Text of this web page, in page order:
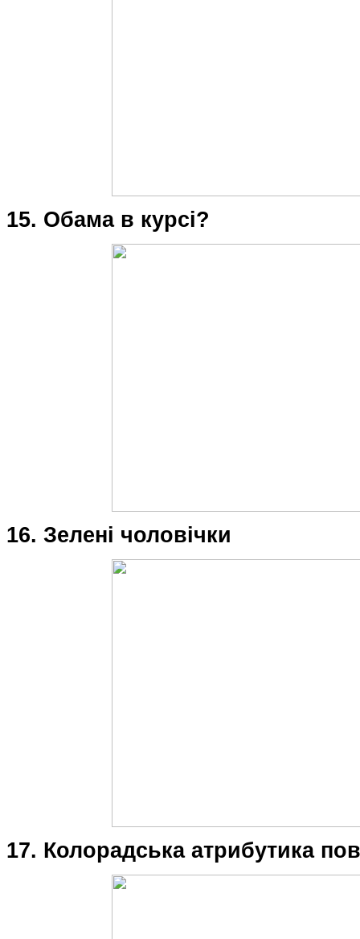
15. Обама в курсі?
16. Зелені чоловічки
17. Колорадська атрибутика